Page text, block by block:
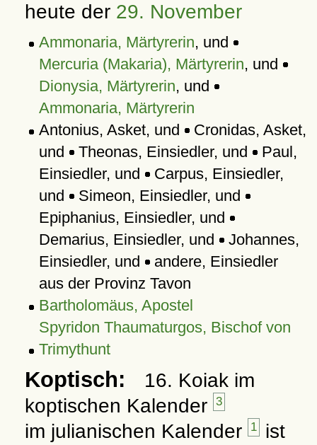
heute der 29. November
Ammonaria, Märtyrerin, und
Mercuria (Makaria), Märtyrerin, und
Dionysia, Märtyrerin, und
Ammonaria, Märtyrerin
Antonius, Asket, und Cronidas, Asket,
und Theonas, Einsiedler, und Paul,
Einsiedler, und Carpus, Einsiedler,
und Simeon, Einsiedler, und
Epiphanius, Einsiedler, und
Demarius, Einsiedler, und Johannes,
Einsiedler, und andere, Einsiedler
aus der Provinz Tavon
Bartholomäus, Apostel
Spyridon Thaumaturgos, Bischof von
Trimythunt
Koptisch:
16. Koiak im
koptischen Kalender
3
im julianischen Kalender 1 ist